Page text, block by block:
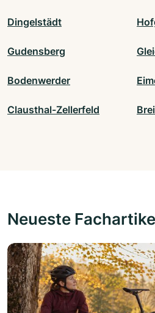
Dingelstädt
Gudensberg
Bodenwerder
Clausthal-Zellerfeld
Neueste